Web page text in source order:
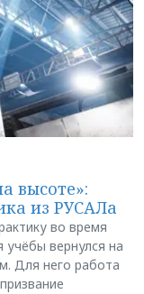
высоте»:
из РУСАЛа
во время
учёбы вернулся на
Для него работа